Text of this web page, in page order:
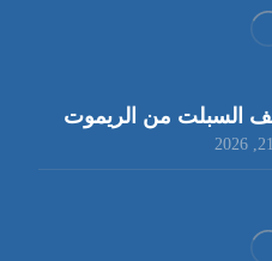
السبلت من الريموت